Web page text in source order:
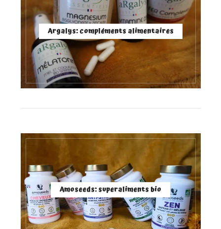
Argalys: compléments alimentaires
Amoseeds: superaliments bio